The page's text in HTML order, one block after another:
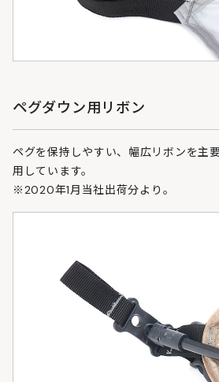
ペグダウン用リボン
ペグを保持しやすい、幅広リボンを主
用しています。
※2020年1月当社出荷分より。